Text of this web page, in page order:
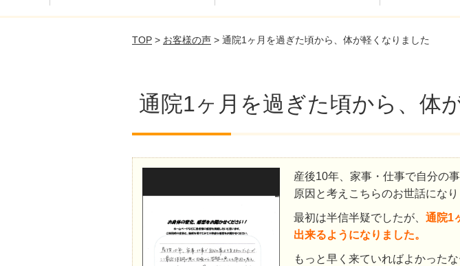
TOP > お客様の声 > 通院1ヶ月を過ぎた頃から、体が軽くなりました
通院1ヶ月を過ぎた頃から、体
産後10年、家事・仕事で自分の
原因と考えこちらのお世話になり
最初は半信半疑でしたが、 通院1
出来るようになりました。
もっと早く来ていればよかった